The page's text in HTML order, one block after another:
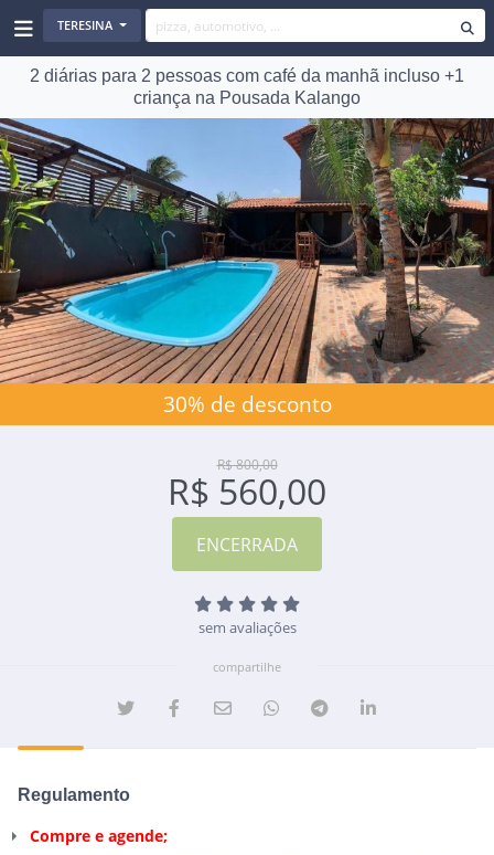
TERESINA
2 diárias para 2 pessoas com café da manhã incluso +1
criança na Pousada Kalango
30% de desconto
R$ 800,00
R$ 560,00
sem avaliações
compartilhe
Regulamento
Compre e agende;